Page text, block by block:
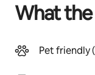
What
Pet friendly